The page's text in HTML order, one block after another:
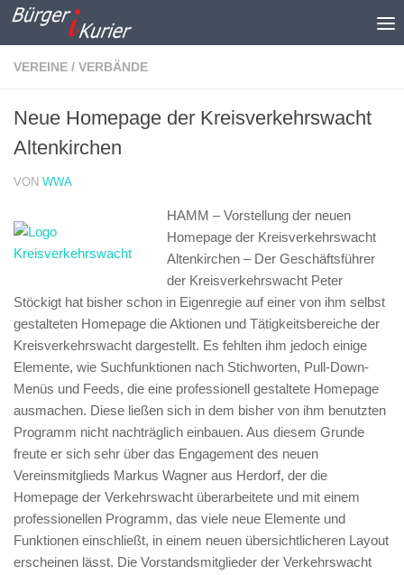
Zum Inhalt springen
VEREINE / VERBÄNDE
Neue Homepage der Kreisverkehrswacht
Altenkirchen
VON WWA
HAMM – Vorstellung der neuen
Homepage der Kreisverkehrswacht
Altenkirchen – Der Geschäftsführer
der Kreisverkehrswacht Peter
Stöckigt hat bisher schon in Eigenregie auf einer von ihm selbst
gestalteten Homepage die Aktionen und Tätigkeitsbereiche der
Kreisverkehrswacht dargestellt. Es fehlten ihm jedoch einige
Elemente, wie Suchfunktionen nach Stichworten, Pull-Down-
Menüs und Feeds, die eine professionell gestaltete Homepage
ausmachen. Diese ließen sich in dem bisher von ihm benutzten
Programm nicht nachträglich einbauen. Aus diesem Grunde
freute er sich sehr über das Engagement des neuen
Vereinsmitglieds Markus Wagner aus Herdorf, der die
Homepage der Verkehrswacht überarbeitete und mit einem
professionellen Programm, das viele neue Elemente und
Funktionen einschließt, in einem neuen übersichtlicheren Layout
erscheinen lässt. Die Vorstandsmitglieder der Verkehrswacht